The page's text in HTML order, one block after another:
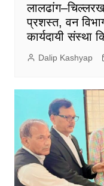
प्रशस्त, वन
कार्यदायी संस्था
Dalip Kashyap